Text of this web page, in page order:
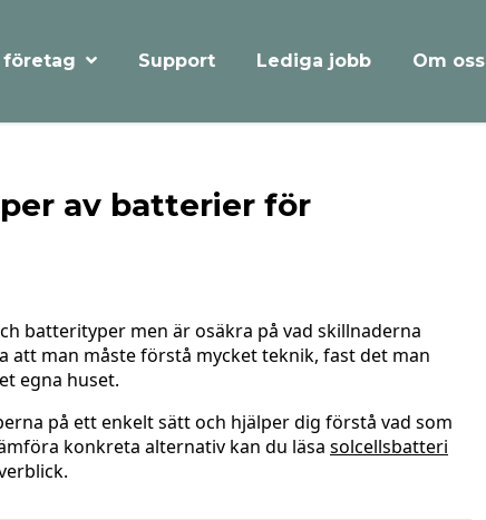
företag Support Lediga jobb Om oss
av batterier för
batterityper men är osäkra på vad skillnaderna
man måste förstå mycket teknik, fast det man
egna huset.
på ett enkelt sätt och hjälper dig förstå vad som
konkreta alternativ kan du läsa solcellsbatteri